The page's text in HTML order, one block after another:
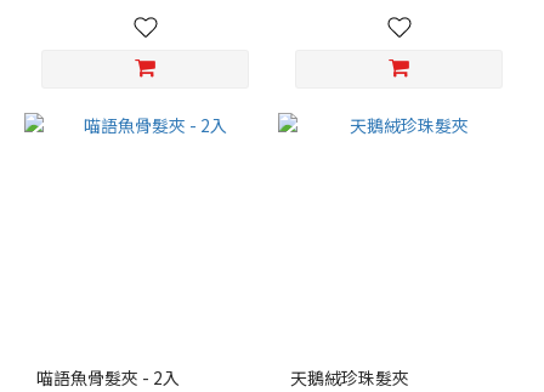
喵語魚骨髮夾 - 2入 天鵝絨珍珠髮夾